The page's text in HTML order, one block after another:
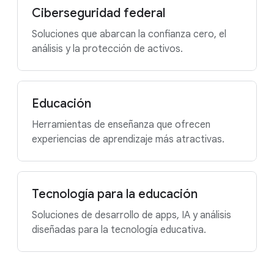
Ciberseguridad federal
Soluciones que abarcan la confianza cero, el
análisis y la protección de activos.
Educación
Herramientas de enseñanza que ofrecen
experiencias de aprendizaje más atractivas.
Tecnología para la educación
Soluciones de desarrollo de apps, IA y análisis
diseñadas para la tecnología educativa.